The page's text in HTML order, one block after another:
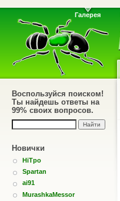
Галерея
Воспользуйся поиском!
Ты найдешь ответы на
99% своих вопросов.
Новички
HiTpo
Spartan
ai91
MurashkaMessor